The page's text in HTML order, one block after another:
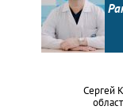
Сергей